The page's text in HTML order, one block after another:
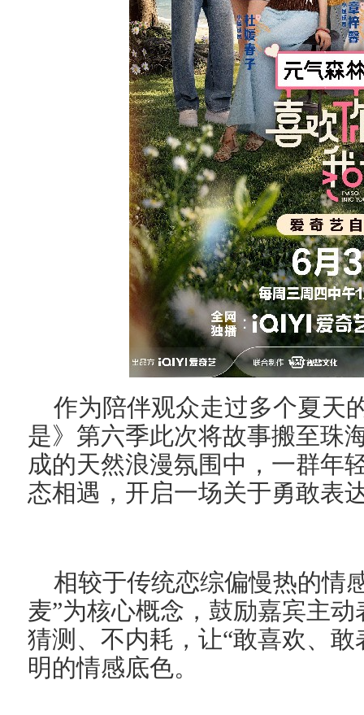
作为陪伴观众走过多个夏天
是》第六季此次将故事搬至珠
成的天然浪漫氛围中，一群年
态相遇，开启一场关于勇敢表
相较于传统恋综偏慢热的情
麦”为核心概念，鼓励嘉宾主
猜测、不内耗，让“敢喜欢、
明的情感底色。